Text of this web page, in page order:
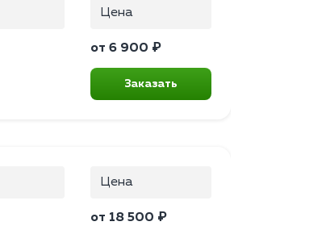
Цена
от 6 900 ₽
Заказать
Цена
от 18 500 ₽